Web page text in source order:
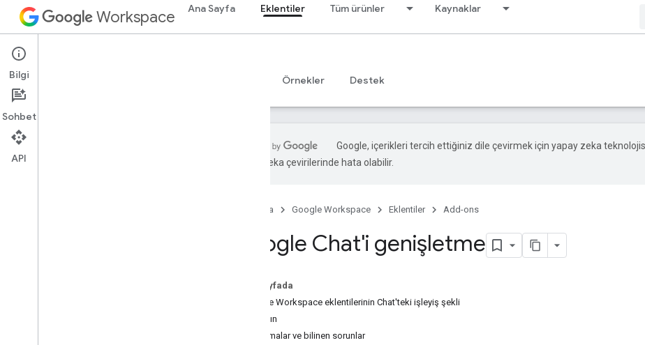
Workspace Ana Sayfa Eklentiler Tüm ürünler Kaynaklar
Add-ons
Genel bakış Örnekler Destek
Google, içerikleri tercih ettiğiniz dile çevirmek için yapay zeka
Yapay zeka çevirilerinde hata olabilir.
Ana Sayfa Google Workspace Eklentiler Add-ons
Google Chat'i genişletme
Bu sayfada
Google Workspace eklentilerinin Chat'teki işleyiş şekli
Başlayın
Sınırlamalar ve bilinen sorunlar
Bilgi
Sohbet
API